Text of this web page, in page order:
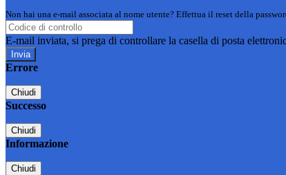
Non hai una e-mail associata al nome utente? Effettua il reset della
E-mail inviata, si prega di controllare la casella di posta
Errore
Chiudi
Successo
Chiudi
Informazione
Chiudi